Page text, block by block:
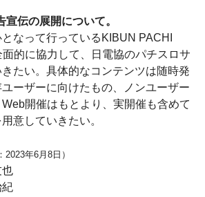
伝の展開について。
なって行っているKIBUN PACHI
的に協力して、日電協のパチスロサ
たい。具体的なコンテンツは随時発
ーザーに向けたもの、ノンユーザー
開催はもとより、実開催も含めて
意していきたい。
2023年6月8日）